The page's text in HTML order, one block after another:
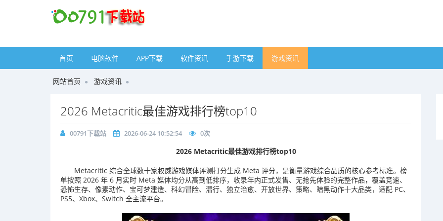
首页 电脑软件 APP下载 软件资讯 手游下载 游戏资讯
网站首页 游戏资讯
2026 Metacritic最佳游戏排行榜top10
00791下载站 2026-06-24 10:52:54 0次
2026 Metacritic最佳游戏排行榜top10
Metacritic 综合全球数十家权威游戏媒体评测打分生成 Meta 评分，是衡量游戏综合品质的核心参考标准。榜
单按照 2026 年 6 月实时 Meta 媒体均分从高到低排序，收录年内正式发售、无抢先体验的完整作品，覆盖竞速、
恐怖生存、像素动作、宝可梦建造、科幻冒险、潜行、独立治愈、开放世界、策略、暗黑动作十大品类，适配 PC、
PS5、Xbox、Switch 全主流平台。